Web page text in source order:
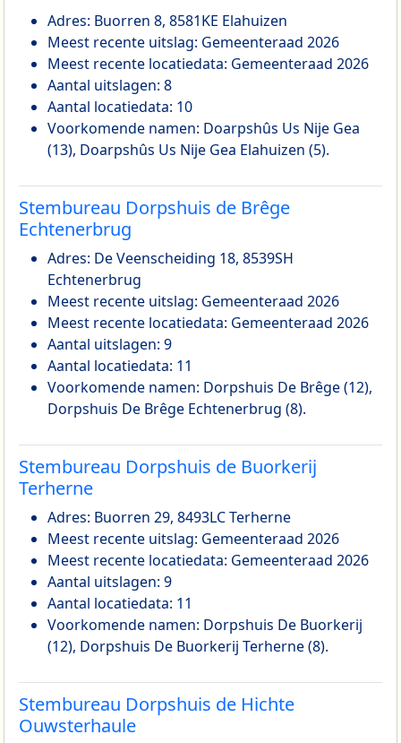
Adres: Buorren 8, 8581KE Elahuizen
Meest recente uitslag: Gemeenteraad 2026
Meest recente locatiedata: Gemeenteraad 2026
Aantal uitslagen: 8
Aantal locatiedata: 10
Voorkomende namen: Doarpshûs Us Nije Gea
(13), Doarpshûs Us Nije Gea Elahuizen (5).
Stembureau Dorpshuis de Brêge
Echtenerbrug
Adres: De Veenscheiding 18, 8539SH
Echtenerbrug
Meest recente uitslag: Gemeenteraad 2026
Meest recente locatiedata: Gemeenteraad 2026
Aantal uitslagen: 9
Aantal locatiedata: 11
Voorkomende namen: Dorpshuis De Brêge (12),
Dorpshuis De Brêge Echtenerbrug (8).
Stembureau Dorpshuis de Buorkerij
Terherne
Adres: Buorren 29, 8493LC Terherne
Meest recente uitslag: Gemeenteraad 2026
Meest recente locatiedata: Gemeenteraad 2026
Aantal uitslagen: 9
Aantal locatiedata: 11
Voorkomende namen: Dorpshuis De Buorkerij
(12), Dorpshuis De Buorkerij Terherne (8).
Stembureau Dorpshuis de Hichte
Ouwsterhaule